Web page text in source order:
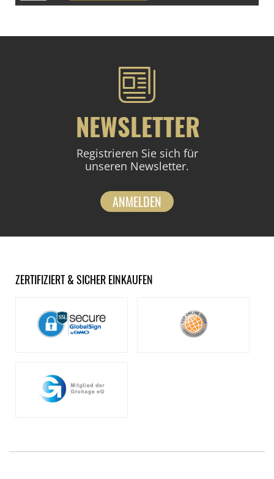
NEWSLETTER
Registrieren Sie sich für
unseren Newsletter.
ANMELDEN
ZERTIFIZIERT & SICHER EINKAUFEN